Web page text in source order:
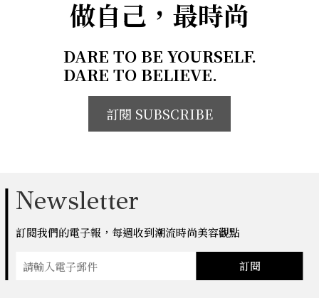
做自己，最時尚
DARE TO BE YOURSELF.
DARE TO BELIEVE.
訂閱 SUBSCRIBE
Newsletter
訂閱我們的電子報，每週收到潮流時尚美容觀點
訂閱